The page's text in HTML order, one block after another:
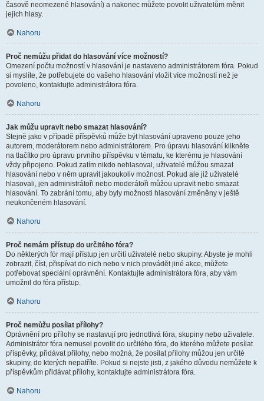
časově neomezené hlasování) a nakonec můžete povolit uživatelům měnit
jejich hlasy.
Nahoru
Proč nemůžu přidat do hlasování více možností?
Omezení počtu možností v hlasování je nastaveno administrátorem fóra. Pokud
si myslíte, že potřebujete do vašeho hlasování vložit více možností než je
povoleno, kontaktujte administrátora fóra.
Nahoru
Jak můžu upravit nebo smazat hlasování?
Stejně jako v případě příspěvků může být hlasování upraveno pouze jeho
autorem, moderátorem nebo administrátorem. Pro úpravu hlasování klikněte
na tlačítko pro úpravu prvního příspěvku v tématu, ke kterému je hlasování
vždy připojeno. Pokud zatím nikdo nehlasoval, uživatelé můžou smazat
hlasování nebo v něm upravit jakoukoliv možnost. Pokud ale již uživatelé
hlasovali, jen administrátoři nebo moderátoři můžou upravit nebo smazat
hlasování. To zabrání tomu, aby byly možnosti hlasování změněny v ještě
neukončeném hlasování.
Nahoru
Proč nemám přístup do určitého fóra?
Do některých fór mají přístup jen určití uživatelé nebo skupiny. Abyste je mohli
zobrazit, číst, přispívat do nich nebo v nich provádět jiné akce, můžete
potřebovat speciální oprávnění. Kontaktujte administrátora fóra, aby vám
umožnil do fóra přístup.
Nahoru
Proč nemůžu posílat přílohy?
Oprávnění pro přílohy se nastavují pro jednotlivá fóra, skupiny nebo uživatele.
Administrátor fóra nemusel povolit do určitého fóra, do kterého můžete posílat
příspěvky, přidávat přílohy, nebo možná, že posílat přílohy můžou jen určité
skupiny, do kterých nepatříte. Pokud si nejste jisti, z jakého důvodu nemůžete k
příspěvkům přidávat přílohy, kontaktujte administrátora fóra.
Nahoru